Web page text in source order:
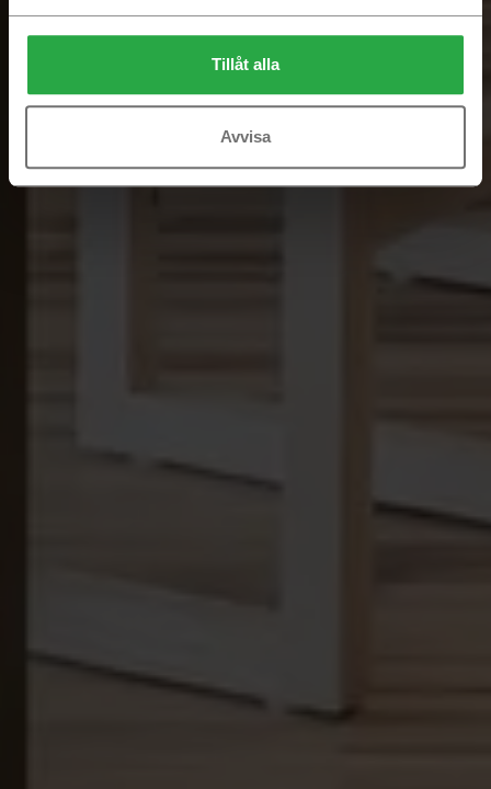
Tillåt alla
Avvisa